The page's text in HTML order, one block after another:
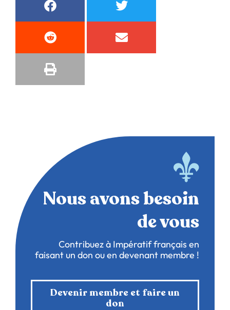
Nous avons besoin
de vous
Contribuez à Impératif français en
faisant un don ou en devenant membre !
Devenir membre et faire un
don